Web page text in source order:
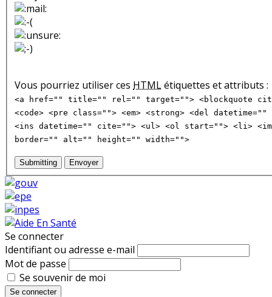
Vous pourriez utiliser ces HTMLétiquettes et attributs :
<a href="" title="" rel="" target=""> <blockquote
<code> <pre class=""> <em> <strong> <del
<ins datetime="" cite=""> <ul> <ol start=""> <li>
border="" alt="" height="" width="">
Submitting Envoyer
Se connecter
Identifiant ou adresse e-mail
Mot de passe
Se souvenir de moi
Se connecter